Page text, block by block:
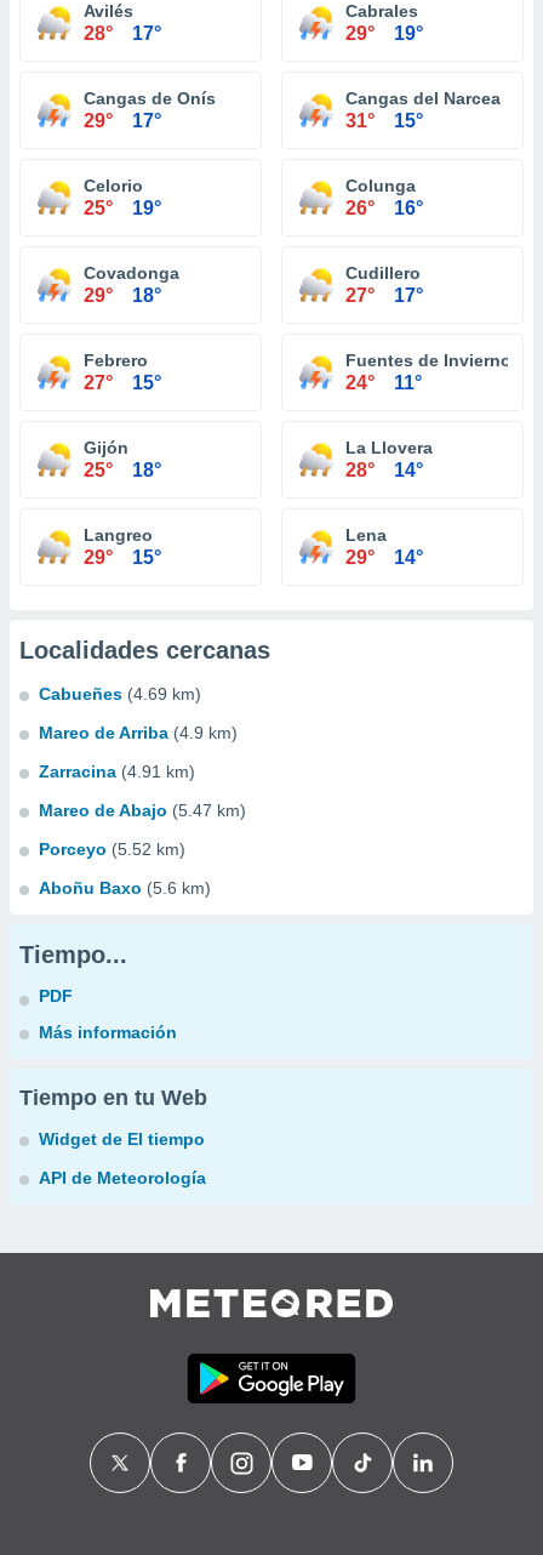
Avilés
28° 17°
Cabrales
29° 19°
Cangas de Onís
29° 17°
Cangas del Narcea
31° 15°
Celorio
25° 19°
Colunga
26° 16°
Covadonga
29° 18°
Cudillero
27° 17°
Febrero
27° 15°
Fuentes de Invierno
24° 11°
Gijón
25° 18°
La Llovera
28° 14°
Langreo
29° 15°
Lena
29° 14°
Localidades cercanas
Cabueñes (4.69 km)
Mareo de Arriba (4.9 km)
Zarracina (4.91 km)
Mareo de Abajo (5.47 km)
Porceyo (5.52 km)
Aboñu Baxo (5.6 km)
Tiempo...
PDF
Más información
Tiempo en tu Web
Widget de El tiempo
API de Meteorología